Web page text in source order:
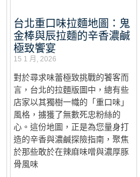
台北重口味拉麵地圖：鬼
金棒與辰拉麵的辛香濃鹹
極致饗宴
15 1 月, 2026
對於尋求味蕾極致挑戰的饕客而
言，台北的拉麵版圖中，總有些
店家以其獨樹一幟的「重口味」
風格，擄獲了無數死忠粉絲的
心。這份地圖，正是為您量身打
造的辛香與濃鹹探險指南，聚焦
於那些敢於在辣麻味噌與濃厚豚
骨風味